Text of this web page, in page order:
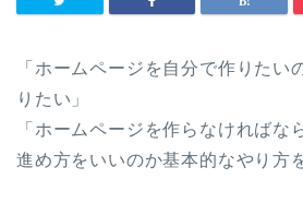
「ホームページを自分で作りたい
りたい」
「ホームページを作らなければな
進め方をいいのか基本的なやり方